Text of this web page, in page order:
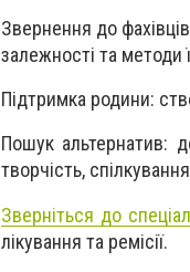
Звернення до
залежності та методи
Підтримка родини:
Пошук альтернатив:
творчість,
Зверніться до
лікування та ремісії.